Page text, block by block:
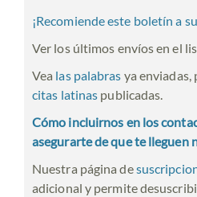
¡Recomiende este boletín a
Ver los últimos envíos en el
Vea las palabras ya
citas latinas publicadas.
Cómo incluirnos en los
asegurarte de que te lleguen
Nuestra página de
adicional y permite